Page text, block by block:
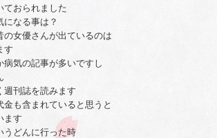
ておられました
になる事は？
の女優さんが出ているのは
す
気の記事が多いですし
刊誌を読みます
も含まれていると思うと
ます
どんに行った時